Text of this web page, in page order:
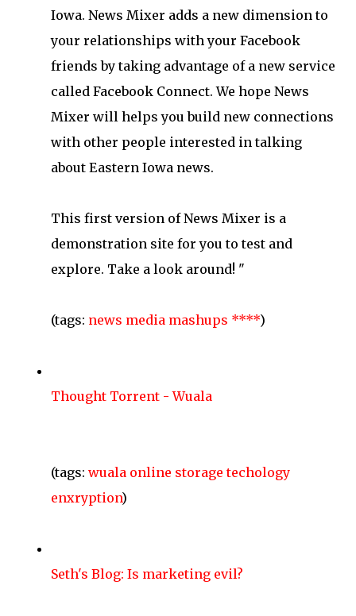
Iowa. News Mixer adds a new dimension to
your relationships with your Facebook
friends by taking advantage of a new service
called Facebook Connect. We hope News
Mixer will helps you build new connections
with other people interested in talking
about Eastern Iowa news.
This first version of News Mixer is a
demonstration site for you to test and
explore. Take a look around! "
(tags: news media mashups ****)
Thought Torrent - Wuala
(tags: wuala online storage techology
enxryption)
Seth's Blog: Is marketing evil?